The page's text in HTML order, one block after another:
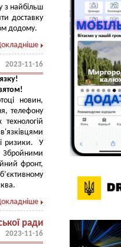
з найбільш
доставку
додому.
2023-11-16
новин,
телефону
ризики. У
Збройними
фронт,
ради
2023-11-16